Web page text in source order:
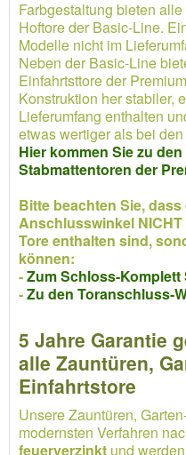
Farbgestaltung bieten
Hoftore der Basic-Line.
Modelle nicht im
Neben der Basic-Line
Einfahrtsttore der
Konstruktion her stabiler,
Lieferumfang enthalten
etwas wertiger als bei
Hier kommen Sie zu
Stabmattentoren der
Bitte beachten Sie,
Anschlusswinkel
Tore enthalten sind,
können:
-Zum Schloss-Komplett
-Zu den Toranschluss-
5 Jahre Garantie
alle Zauntüren,
Einfahrtstore
Unsere Zauntüren,
modernsten Verfahren
feuerverzinkt und